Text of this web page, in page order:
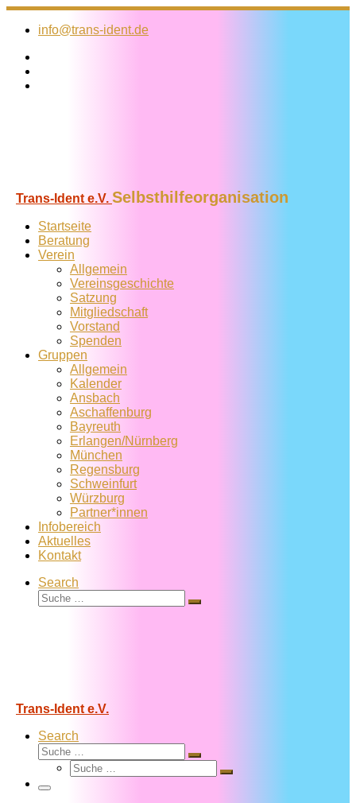
Zum
Inhalt
info@trans-ident.de
Trans-Ident e.V. Selbsthilfeorganisation
Startseite
Beratung
Verein
Allgemein
Vereins­geschichte
Satzung
Mitglied­schaft
Vorstand
Spenden
Gruppen
Allgemein
Kalender
Ansbach
Aschaffenburg
Bayreuth
Erlangen/Nürnberg
München
Regensburg
Schweinfurt
Würzburg
Partner*innen
Infobereich
Aktuelles
Kontakt
Search
Suche
Suche
Trans-Ident e.V.
Search
Suche
Suche
Suche
Suche
Menü